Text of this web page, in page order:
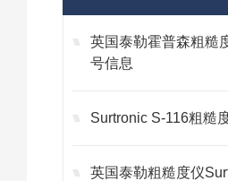
英国泰勒霍普森粗糙
号信息
Surtronic S-116粗糙
英国泰勒粗糙度仪